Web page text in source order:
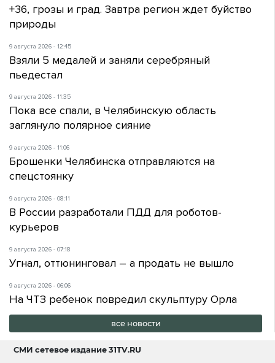
+36, грозы и град. Завтра регион ждет буйство
природы
9 августа 2026 - 12:45
Взяли 5 медалей и заняли серебряный
пьедестал
9 августа 2026 - 11:35
Пока все спали, в Челябинскую область
заглянуло полярное сияние
9 августа 2026 - 11:06
Брошенки Челябинска отправляются на
спецстоянку
9 августа 2026 - 08:11
В России разработали ПДД для роботов-
курьеров
9 августа 2026 - 07:18
Угнал, оттюнинговал – а продать не вышло
9 августа 2026 - 06:06
На ЧТЗ ребенок повредил скульптуру Орла
все новости
СМИ сетевое издание31TV.RU